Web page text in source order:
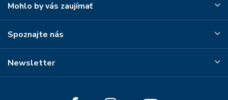
Mohlo by vás zaujímať
Spoznajte nás
Newsletter